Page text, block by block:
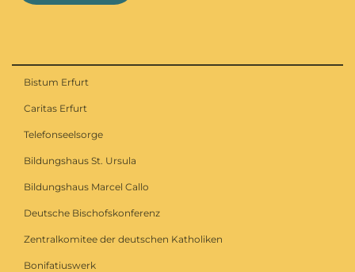
Bistum Erfurt
Caritas Erfurt
Telefonseelsorge
Bildungshaus St. Ursula
Bildungshaus Marcel Callo
Deutsche Bischofskonferenz
Zentralkomitee der deutschen Katholiken
Bonifatiuswerk